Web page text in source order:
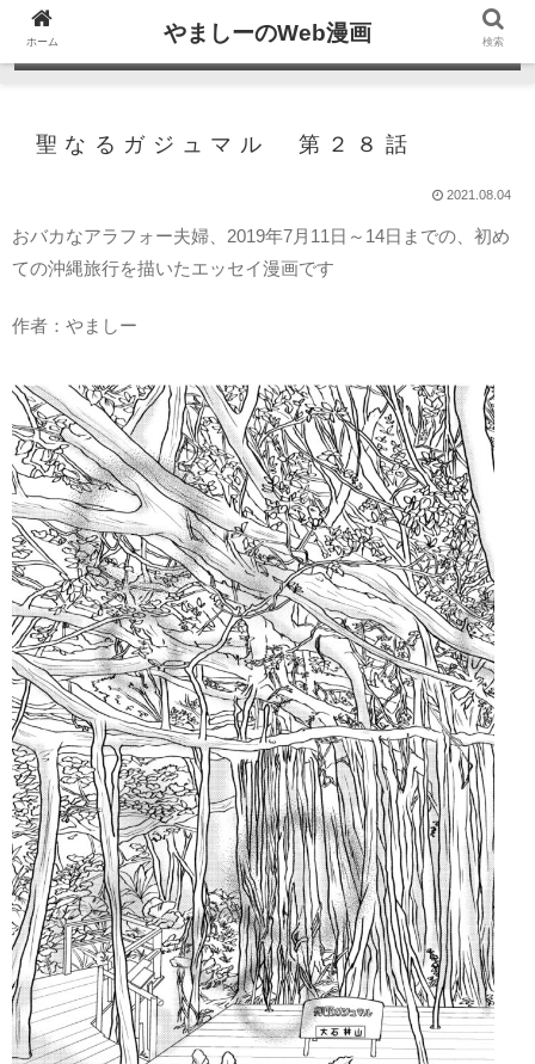
聖なるガジュマル 第２８話
2021.08.04
おバカなアラフォー夫婦、2019年7月11日～14日までの、初め
ての沖縄旅行を描いたエッセイ漫画です
作者：やましー
ホーム やましーのWeb漫画 検索